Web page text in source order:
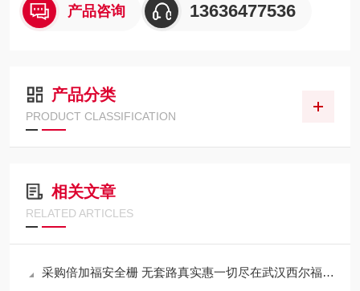
产品咨询 13636477536
产品分类
PRODUCT CLASSIFICATION
相关文章
RELATED ARTICLES
采购倍加福安全栅 无套路真实惠一切尽在武汉西尔福贸易